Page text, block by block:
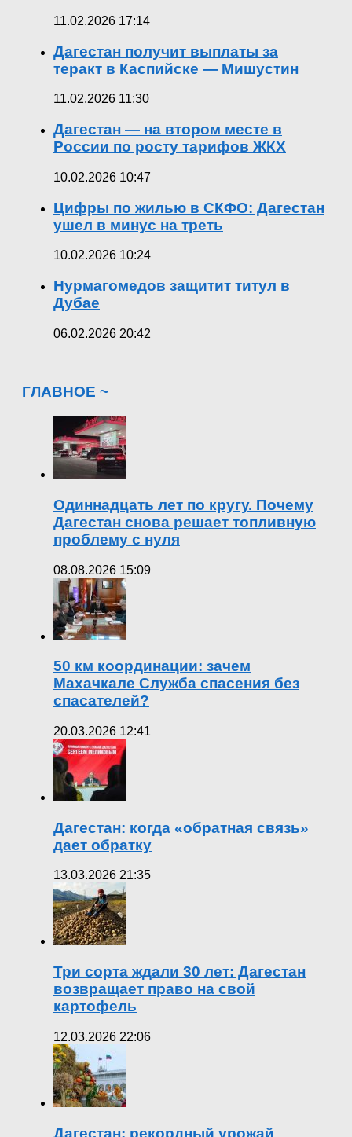
11.02.2026 17:14
Дагестан получит выплаты за
теракт в Каспийске — Мишустин
11.02.2026 11:30
Дагестан — на втором месте в
России по росту тарифов ЖКХ
10.02.2026 10:47
Цифры по жилью в СКФО: Дагестан
ушел в минус на треть
10.02.2026 10:24
Нурмагомедов защитит титул в
Дубае
06.02.2026 20:42
ГЛАВНОЕ ~
Одиннадцать лет по кругу. Почему
Дагестан снова решает топливную
проблему с нуля
08.08.2026 15:09
50 км координации: зачем
Махачкале Служба спасения без
спасателей?
20.03.2026 12:41
Дагестан: когда «обратная связь»
дает обратку
13.03.2026 21:35
Три сорта ждали 30 лет: Дагестан
возвращает право на свой
картофель
12.03.2026 22:06
Дагестан: рекордный урожай